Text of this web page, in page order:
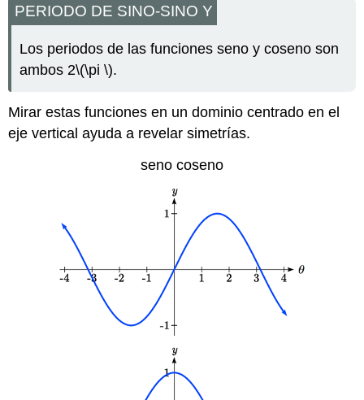
PERIODO DE SINO-SINO Y
Los periodos de las funciones seno y coseno son
ambos 2\(\pi \).
Mirar estas funciones en un dominio centrado en el
eje vertical ayuda a revelar simetrías.
seno coseno